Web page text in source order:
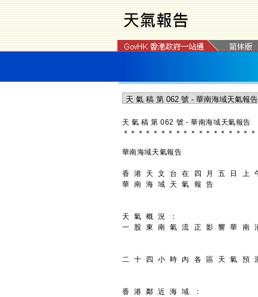
天 氣 稿 第 062 號 - 華南海域天氣報告
＊ ＊ ＊ ＊ ＊ ＊ ＊ ＊ ＊ ＊ ＊ ＊ ＊ ＊ ＊ ＊ ＊ ＊
華南海域天氣報告
香 港 天 文 台 在 四 月 五 日 上
華 南 海 域 天 氣 報 告
天 氣 概 況 ：
一 股 東 南 氣 流 正 影 響 華 南
二 十 四 小 時 內 各 區 天 氣 預
香 港 鄰 近 海 域 ：